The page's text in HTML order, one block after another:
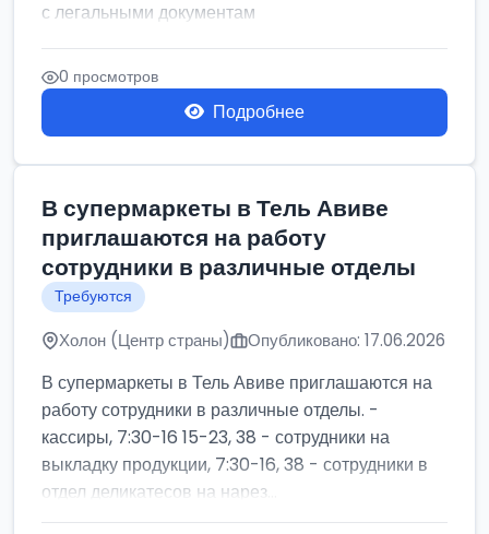
с легальными документам
0 просмотров
Подробнее
В супермаркеты в Тель Авиве
приглашаются на работу
сотрудники в различные отделы
Требуются
Холон (Центр страны) Опубликовано: 17.06.2026
В супермаркеты в Тель Авиве приглашаются на
работу сотрудники в различные отделы. -
кассиры, 7:30-16 15-23, 38 - сотрудники на
выкладку продукции, 7:30-16, 38 - сотрудники в
отдел деликатесов на нарез...